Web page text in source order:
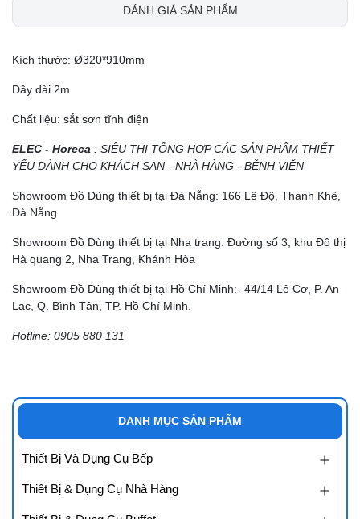
ĐÁNH GIÁ SẢN PHẨM
Kích thước: Ø320*910mm
Dây dài 2m
Chất liệu: sắt sơn tĩnh điện
ELEC - Horeca : SIÊU THỊ TỔNG HỢP CÁC SẢN PHẨM THIẾT
YẾU DÀNH CHO KHÁCH SẠN - NHÀ HÀNG - BỆNH VIỆN
Showroom Đồ Dùng thiết bị tại Đà Nẵng: 166 Lê Độ, Thanh Khê,
Đà Nẵng
Showroom Đồ Dùng thiết bị tại Nha trang: Đường số 3, khu Đô thị
Hà quang 2, Nha Trang, Khánh Hòa
Showroom Đồ Dùng thiết bị tại Hồ Chí Minh:- 44/14 Lê Cơ, P. An
Lạc, Q. Bình Tân, TP. Hồ Chí Minh.
Hotline: 0905 880 131
DANH MỤC SẢN PHẨM
Thiết Bị Và Dụng Cụ Bếp
Thiết Bị & Dụng Cụ Nhà Hàng